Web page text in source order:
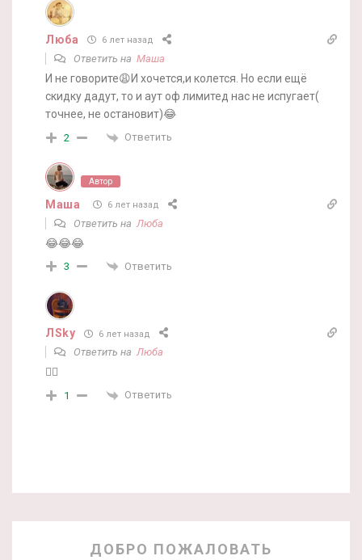
Люба 6 лет назад
Ответить на Маша
И не говорите😩И хочется,и колется. Но если ещё
скидку дадут, то и аут оф лимитед нас не испугает(
точнее, не остановит)😂
2 Ответить
Автор
Маша 6 лет назад
Ответить на Люба
😂😂😂
3 Ответить
ЛSky 6 лет назад
Ответить наЛюба
👍🏻
1 Ответить
ДОБРО ПОЖАЛОВАТЬ